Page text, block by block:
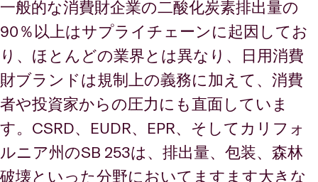
一般的な消費財企業の二酸化炭素排出量の
90％以上はサプライチェーンに起因してお
り、ほとんどの業界とは異なり、日用消費
財ブランドは規制上の義務に加えて、消費
者や投資家からの圧力にも直面していま
す。CSRD、EUDR、EPR、そしてカリフォ
ルニア州のSB 253は、排出量、包装、森林
破壊といった分野においてますます大きな